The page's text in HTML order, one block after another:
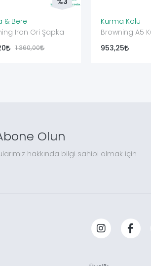
& Bere
Iron Gri Şapka
1.360,00
%3
Kurma Kolu
Browning A5
953,25
Olun
hakkında bilgi sahibi olmak için